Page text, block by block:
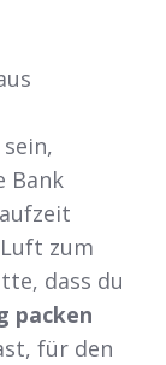
Bank
zum
dass du
packen
für den